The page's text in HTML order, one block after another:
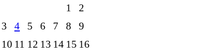
1
2
3
4 5 6 7 8
9
10 11 12 13 14 15 16